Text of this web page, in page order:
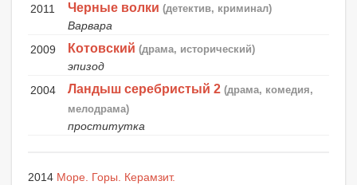
2011 Черные волки (детектив, криминал)
Варвара
2009
Котовский (драма, исторический)
эпизод
2004
Ландыш серебристый 2 (драма, комедия,
мелодрама)
проститутка
2014 Море. Горы. Керамзит.